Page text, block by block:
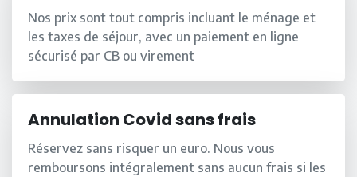
Nos prix sont tout compris incluant le ménage et
les taxes de séjour, avec un paiement en ligne
sécurisé par CB ou virement
Annulation Covid sans frais
Réservez sans risquer un euro. Nous vous
remboursons intégralement sans aucun frais si les